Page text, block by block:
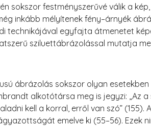
sokszor festményszerűvé válik a
inkább mélyítenek fény–árnyék
technikájával egyfajta átmenetet
sziluettábrázolással mutatja
ábrázolás sokszor olyan
alkotótársa meg is jegyzi: „Az
kell a korral, erről van szó”
emelve ki (55–56). Ezek